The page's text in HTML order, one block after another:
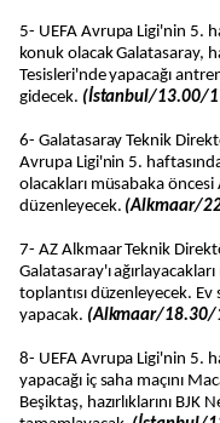
5- UEFA Avrupa Ligi'nin 5.
konuk olacak Galatasaray,
Tesisleri'nde yapacağı
gidecek. (İstanbul/13.00/
6- Galatasaray Teknik
Avrupa Ligi'nin 5.
olacakları müsabaka öncesi
düzenleyecek. (Alkmaar/
7- AZ Alkmaar Teknik
Galatasaray'ı
toplantısı düzenleyecek.
yapacak. (Alkmaar/18.30/
8- UEFA Avrupa Ligi'nin 5.
yapacağı iç saha maçını
Beşiktaş, hazırlıklarını